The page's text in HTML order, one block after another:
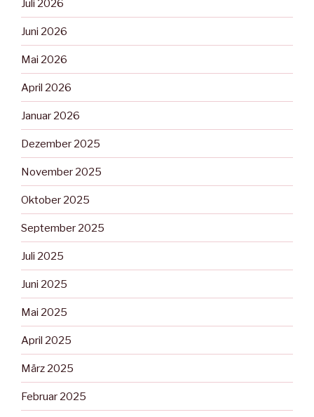
Juli 2026
Juni 2026
Mai 2026
April 2026
Januar 2026
Dezember 2025
November 2025
Oktober 2025
September 2025
Juli 2025
Juni 2025
Mai 2025
April 2025
März 2025
Februar 2025